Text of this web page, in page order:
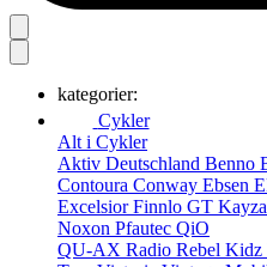
kategorier:
Cykler
Alt i Cykler
Aktiv Deutschland Benno
Contoura Conway Ebsen
Excelsior Finnlo GT Kayza
Noxon Pfautec QiO
QU-AX Radio Rebel Kidz